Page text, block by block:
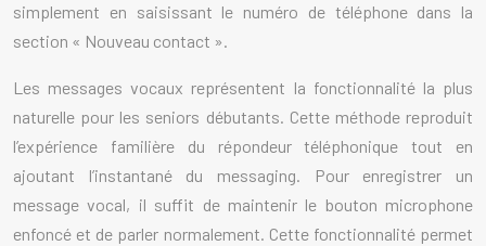
simplement en saisissant le numéro de téléphone dans la
section « Nouveau contact ».
Les messages vocaux représentent la fonctionnalité la plus
naturelle pour les seniors débutants. Cette méthode reproduit
l’expérience familière du répondeur téléphonique tout en
ajoutant l’instantané du messaging. Pour enregistrer un
message vocal, il suffit de maintenir le bouton microphone
enfoncé et de parler normalement. Cette fonctionnalité permet